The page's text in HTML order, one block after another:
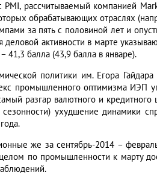
рассчитываемый компанией
обрабатывающих отраслях
за пять с половиной лет и
активности в марте
41,3 балла (43,9 балла в январе).
политики им. Егора
промышленного оптимизма ИЭП
разгар валютного и кредитного
ухудшение динамики
же за сентябрь-2014 –
по промышленности к марту